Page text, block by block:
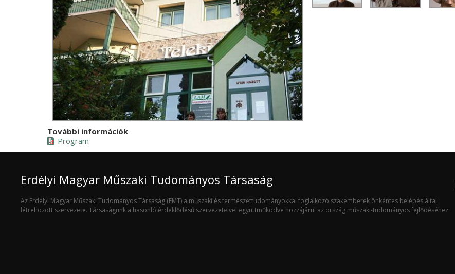
További információk
Program
Erdélyi Magyar Műszaki Tudományos Társaság
Az Erdélyi Magyar Műszaki Tudományos Társaság (EMT) a műszaki és természettudományokkal foglalkozó szakemberek önkéntes belépés által
létrehozott szervezete. Társaságunk a hasonló érdeklődésű szervezeteivel együttműködve hozzájárul az ország műszaki-tudományos fejlődéséhez.